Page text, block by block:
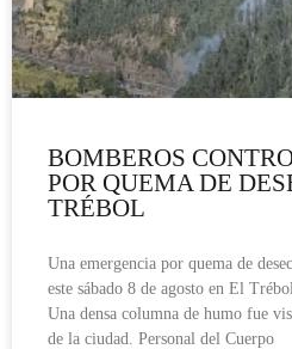
BOMBEROS
POR QUEMA DE
TRÉBOL
Una emergencia por quema de
este sábado 8 de agosto en El
Una densa columna de humo fue
de la ciudad. Personal del Cuerpo